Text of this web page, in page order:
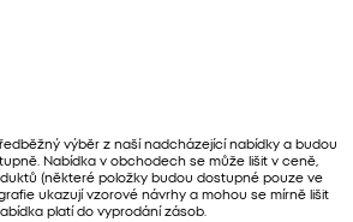
výběr z naší nadcházející nabídky a budou
Nabídka v obchodech se může lišit v ceně,
(některé položky budou dostupné pouze ve
ukazují vzorové návrhy a mohou se mírně lišit
platí do vyprodání zásob.